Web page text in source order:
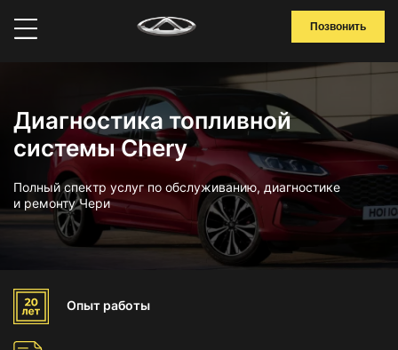
Позвонить
Диагностика топливной
системы Chery
Полный спектр услуг по обслуживанию, диагностике
и ремонту Чери
Опыт работы